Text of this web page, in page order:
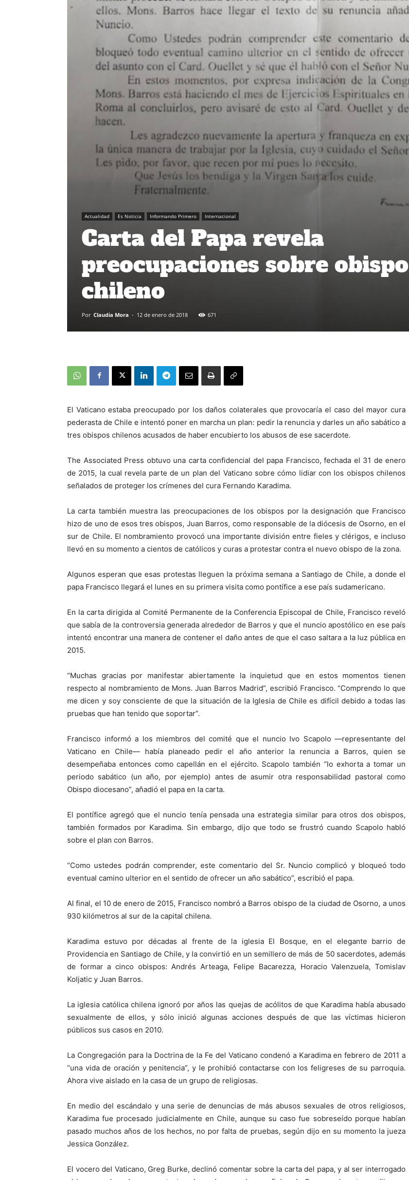
Actualidad Es Noticia Informando Primero Internacional
Carta del Papa revela
preocupaciones sobre obispo
chileno
Por Claudia Mora - 12 de enero de 2018 671
El Vaticano estaba preocupado por los daños colaterales que provocaría el caso del mayor cura
pederasta de Chile e intentó poner en marcha un plan: pedir la renuncia y darles un año sabático a
tres obispos chilenos acusados de haber encubierto los abusos de ese sacerdote.
The Associated Press obtuvo una carta confidencial del papa Francisco, fechada el 31 de enero
de 2015, la cual revela parte de un plan del Vaticano sobre cómo lidiar con los obispos chilenos
señalados de proteger los crímenes del cura Fernando Karadima.
La carta también muestra las preocupaciones de los obispos por la designación que Francisco
hizo de uno de esos tres obispos, Juan Barros, como responsable de la diócesis de Osorno, en el
sur de Chile. El nombramiento provocó una importante división entre fieles y clérigos, e incluso
llevó en su momento a cientos de católicos y curas a protestar contra el nuevo obispo de la zona.
Algunos esperan que esas protestas lleguen la próxima semana a Santiago de Chile, a donde el
papa Francisco llegará el lunes en su primera visita como pontífice a ese país sudamericano.
En la carta dirigida al Comité Permanente de la Conferencia Episcopal de Chile, Francisco reveló
que sabía de la controversia generada alrededor de Barros y que el nuncio apostólico en ese país
intentó encontrar una manera de contener el daño antes de que el caso saltara a la luz pública en
2015.
“Muchas gracias por manifestar abiertamente la inquietud que en estos momentos tienen
respecto al nombramiento de Mons. Juan Barros Madrid”, escribió Francisco. “Comprendo lo que
me dicen y soy consciente de que la situación de la Iglesia de Chile es difícil debido a todas las
pruebas que han tenido que soportar”.
Francisco informó a los miembros del comité que el nuncio Ivo Scapolo —representante del
Vaticano en Chile— había planeado pedir el año anterior la renuncia a Barros, quien se
desempeñaba entonces como capellán en el ejército. Scapolo también “lo exhorta a tomar un
periodo sabático (un año, por ejemplo) antes de asumir otra responsabilidad pastoral como
Obispo diocesano”, añadió el papa en la carta.
El pontífice agregó que el nuncio tenía pensada una estrategia similar para otros dos obispos,
también formados por Karadima. Sin embargo, dijo que todo se frustró cuando Scapolo habló
sobre el plan con Barros.
“Como ustedes podrán comprender, este comentario del Sr. Nuncio complicó y bloqueó todo
eventual camino ulterior en el sentido de ofrecer un año sabático”, escribió el papa.
Al final, el 10 de enero de 2015, Francisco nombró a Barros obispo de la ciudad de Osorno, a unos
930 kilómetros al sur de la capital chilena.
Karadima estuvo por décadas al frente de la iglesia El Bosque, en el elegante barrio de
Providencia en Santiago de Chile, y la convirtió en un semillero de más de 50 sacerdotes, además
de formar a cinco obispos: Andrés Arteaga, Felipe Bacarezza, Horacio Valenzuela, Tomislav
Koljatic y Juan Barros.
La iglesia católica chilena ignoró por años las quejas de acólitos de que Karadima había abusado
sexualmente de ellos, y sólo inició algunas acciones después de que las víctimas hicieron
públicos sus casos en 2010.
La Congregación para la Doctrina de la Fe del Vaticano condenó a Karadima en febrero de 2011 a
“una vida de oración y penitencia”, y le prohibió contactarse con los feligreses de su parroquia.
Ahora vive aislado en la casa de un grupo de religiosas.
En medio del escándalo y una serie de denuncias de más abusos sexuales de otros religiosos,
Karadima fue procesado judicialmente en Chile, aunque su caso fue sobreseído porque habían
pasado muchos años de los hechos, no por falta de pruebas, según dijo en su momento la jueza
Jessica González.
El vocero del Vaticano, Greg Burke, declinó comentar sobre la carta del papa, y al ser interrogado